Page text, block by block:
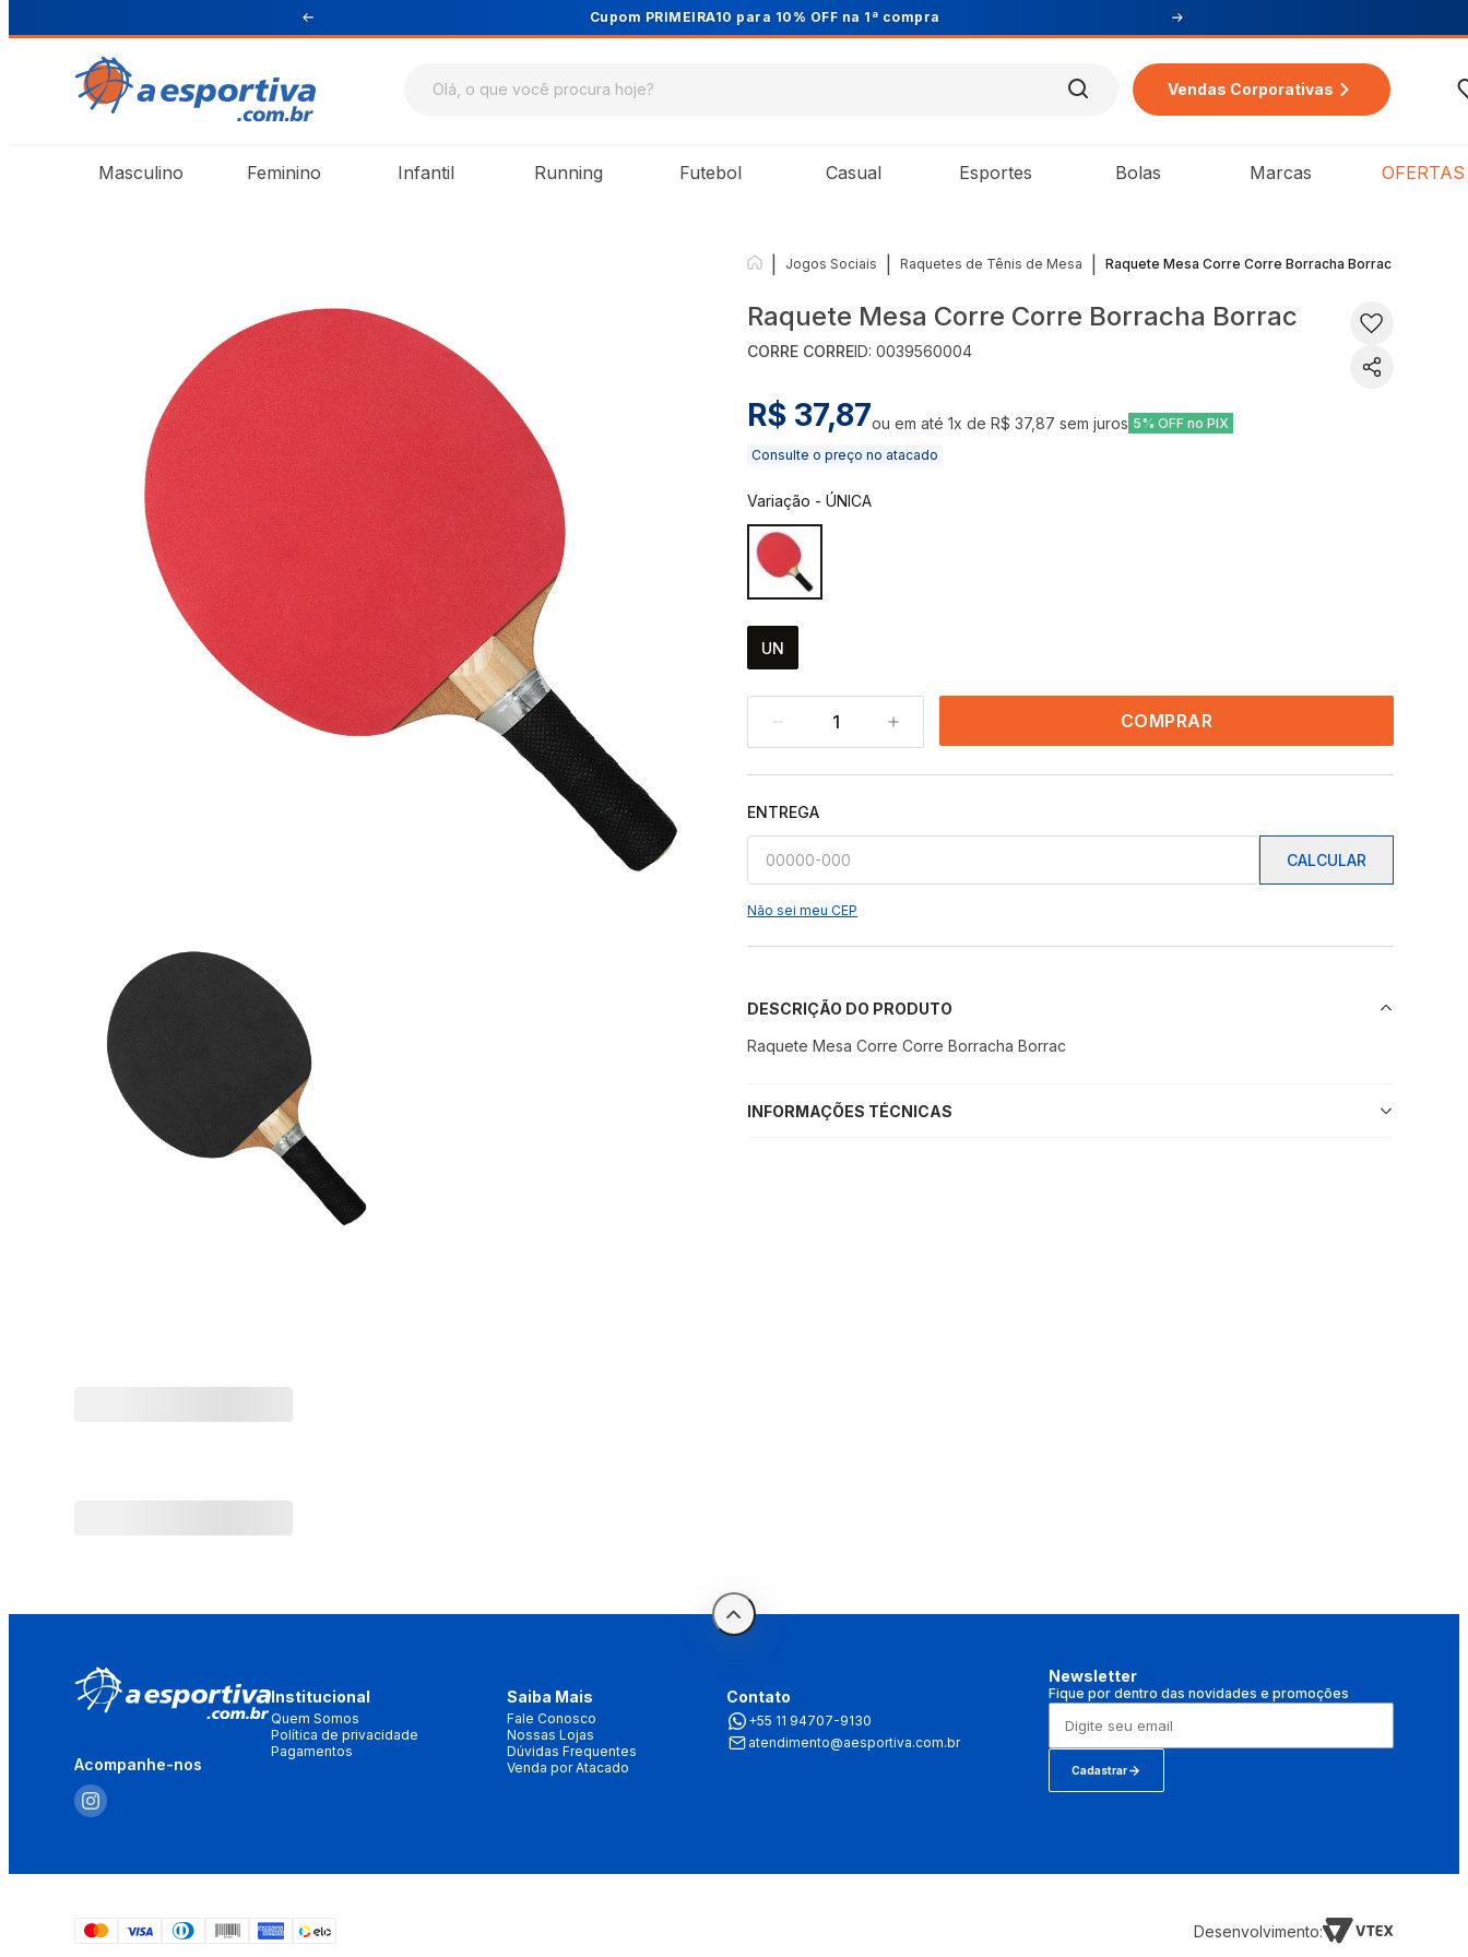
Cupom PRIMEIRA10 para 10% OFF na 1ª compra
Vendas Corporativas
Masculino Feminino Infantil Running Futebol Casual Esportes Bolas Marcas OFERTAS
Jogos Sociais Raquetes de Tênis de Mesa Raquete Mesa Corre Corre Borracha Borrac
Raquete Mesa Corre Corre Borracha Borrac
CORRE CORREID:0039560004
R$ 37,87ou em até1x deR$ 37,87 sem juros 5% OFF no PIX
Consulte o preço no atacado
Variação -ÚNICA
UN
1 COMPRAR
ENTREGA
CALCULAR
Não sei meu CEP
DESCRIÇÃO DO PRODUTO
Raquete Mesa Corre Corre Borracha Borrac
INFORMAÇÕES TÉCNICAS
Acompanhe-nos
Institucional
Quem Somos
Política de privacidade
Pagamentos
Saiba Mais
Fale Conosco
Nossas Lojas
Dúvidas Frequentes
Venda por Atacado
Contato
+55 11 94707-9130
atendimento@aesportiva.com.br
Newsletter
Fique por dentro das novidades e promoções
Cadastrar
Desenvolvimento: